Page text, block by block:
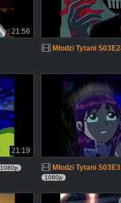
21:56
Młodzi Tytani
21:19
1080p
Młodzi Tytani
1080p